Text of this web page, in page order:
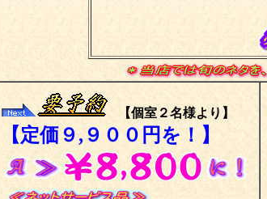
【個室２名様より】
【定価９,９００円を！】